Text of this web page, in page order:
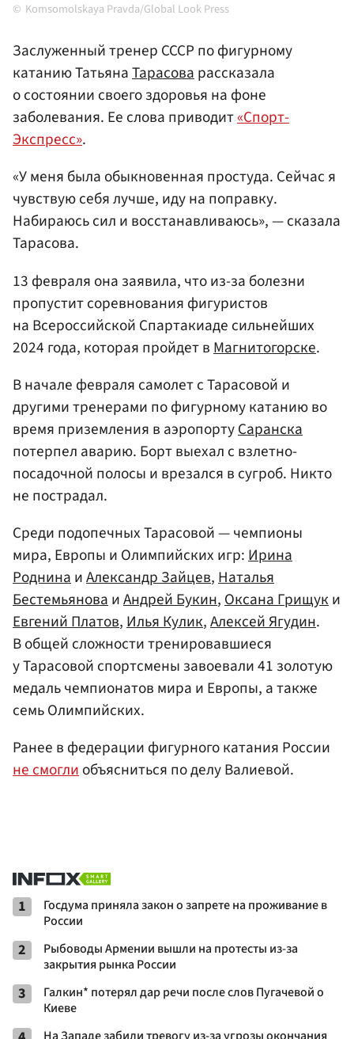
Komsomolskaya Pravda/Global Look Press
Заслуженный тренер СССР по фигурному
катанию ТатьянаТарасоварассказала
о состоянии своего здоровья на фоне
заболевания. Ее слова приводит«Спорт-
Экспресс».
«У меня была обыкновенная простуда. Сейчас я
чувствую себя лучше, иду на поправку.
Набираюсь сил и восстанавливаюсь», — сказала
Тарасова.
13 февраля она заявила, что из-за болезни
пропустит соревнования фигуристов
на Всероссийской Спартакиаде сильнейших
2024 года, которая пройдет в Магнитогорске.
В начале февраля самолет с Тарасовой и
другими тренерами по фигурному катанию во
время приземления в аэропортуСаранска
потерпел аварию. Борт выехал с взлетно-
посадочной полосы и врезался в сугроб. Никто
не пострадал.
Среди подопечных Тарасовой — чемпионы
мира, Европы и Олимпийских игр:Ирина
РоднинаиАлександр Зайцев,Наталья
БестемьяноваиАндрей Букин,Оксана Грищуки
Евгений Платов,Илья Кулик,Алексей Ягудин.
В общей сложности тренировавшиеся
у Тарасовой спортсмены завоевали 41 золотую
медаль чемпионатов мира и Европы, а также
семь Олимпийских.
Ранее в федерации фигурного катания России
не смоглиобъясниться по делу Валиевой.
1
Госдума приняла закон о запрете на проживание в
России
2
Рыбоводы Армении вышли на протесты из-за
закрытия рынка России
3
Галкин* потерял дар речи после слов Пугачевой о
Киеве